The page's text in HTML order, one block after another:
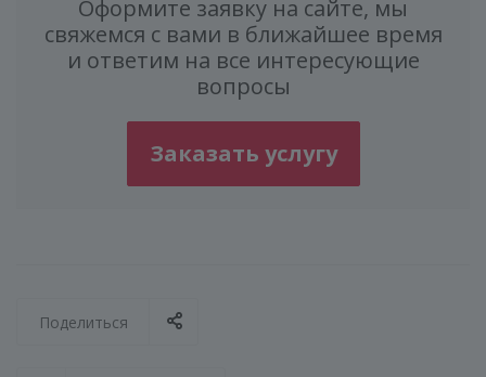
Оформите заявку на сайте, мы
свяжемся с вами в ближайшее время
и ответим на все интересующие
вопросы
Заказать услугу
Поделиться